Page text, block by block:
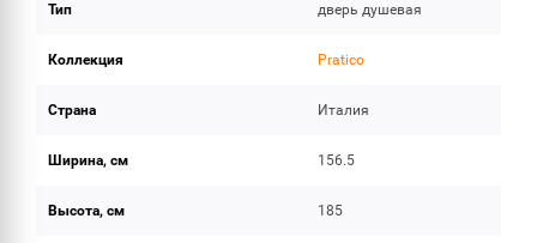
Тип дверь душевая
Коллекция Pratico
Страна Италия
Ширина, см 156.5
Высота, см 185